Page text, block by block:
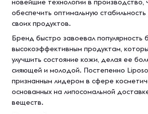
новейшие технологии в производство,
обеспечить оптимальную
своих продуктов.
Бренд быстро завоевал популярность
высокоэффективным продуктам,
улучшить состояние кожи, делая ее
сияющей и молодой. Постепенно
признанным лидером в сфере
основанных на липосомальной
веществ.